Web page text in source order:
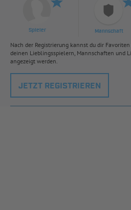
Spieler Mannschaft
Nach der Registrierung kannst du dir
deinen Lieblingsspielern, Mannschaften und
angezeigt werden.
JETZT REGISTRIEREN